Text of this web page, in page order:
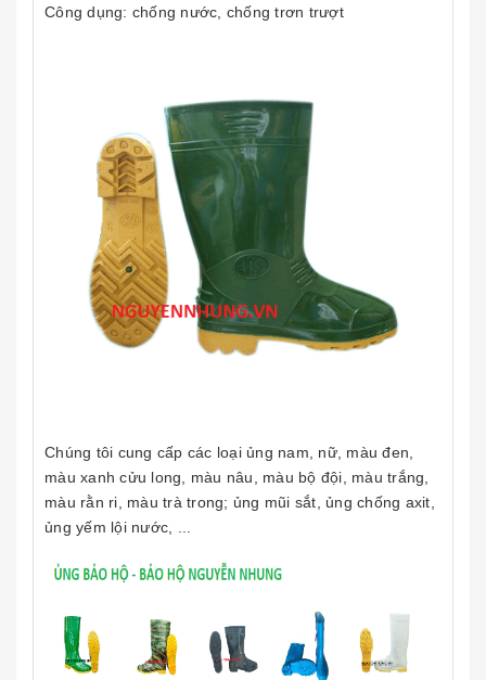
Công dụng: chống nước, chống trơn trượt
Chúng tôi cung cấp các loại ủng nam, nữ, màu đen,
màu xanh cửu long, màu nâu, màu bộ đội, màu trắng,
màu rằn ri, màu trà trong; ủng mũi sắt, ủng chống axit,
ủng yếm lội nước, ...